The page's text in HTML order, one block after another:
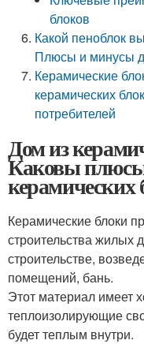
блоков
Какой пеноблок
Плюсы и минусы
Керамические
керамических
потребителей
Дом из
Каковы
керамических
Керамические блоки
строительства жилых
строительстве,
помещений, бань.
Этот материал имеет
теплоизолирующие
будет теплым внутри.